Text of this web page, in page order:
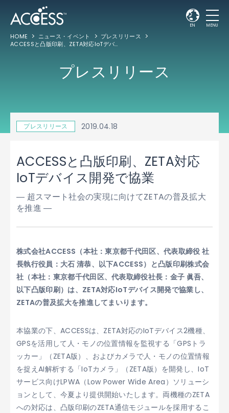
EN MENU
HOME ニュース・イベント
プレスリリース
ACCESSと凸版印刷、ZETA対応IoTデバイス開発で協業
プレスリリース
プレスリリース 2019.04.18
ACCESSと凸版印刷、ZETA対応
IoTデバイス開発で協業
― 超スマート社会の実現に向けてZETAの普及拡大
を推進 ―
株式会社ACCESS（本社：東京都千代田区、代表取締役 社
長執行役員：大石 清恭、以下ACCESS）と凸版印刷株式会
社（本社：東京都千代田区、代表取締役社長：金子 眞吾、
以下凸版印刷）は、ZETA対応IoTデバイス開発で協業し、
ZETAの普及拡大を推進してまいります。
本協業の下、ACCESSは、ZETA対応のIoTデバイス2機種、
GPSを活用して人・モノの位置情報を監視する「GPSトラ
ッカー」（ZETA版）、およびカメラで人・モノの位置情報
を捉えAI解析する「IoTカメラ」（ZETA版）を開発し、IoT
サービス向けLPWA（Low Power Wide Area）ソリューシ
ョンとして、今夏より提供開始いたします。両機種のZETA
への対応は、凸版印刷のZETA通信モジュールを採用するこ